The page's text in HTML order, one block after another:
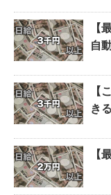
【
自
【
き
【